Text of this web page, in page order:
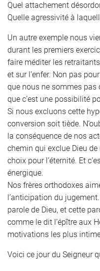
Quel attachement
Quelle agressivité à
Un autre exemple nous
durant les premiers
faire méditer les
et sur l’enfer. Non pas
que nous ne sommes
que c’est une possibilité
Si nous excluons cette
conversion soit tiède.
la conséquence de nos
chemin qui exclue Dieu
choix pour l’éternité. Et
énergique.
Nos frères orthodoxes
l’anticipation du
parole de Dieu, et cette
comme le dit l’épître aux
motivations les plus
Voici ce jour du Seigneur